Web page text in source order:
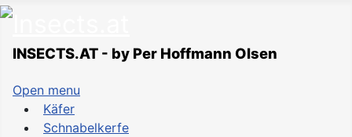
INSECTS.AT - by Per Hoffmann Olsen
Open menu
Käfer
Schnabelkerfe